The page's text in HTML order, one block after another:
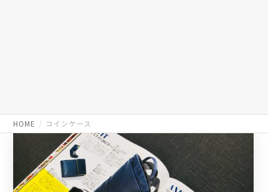
HOME コインケース